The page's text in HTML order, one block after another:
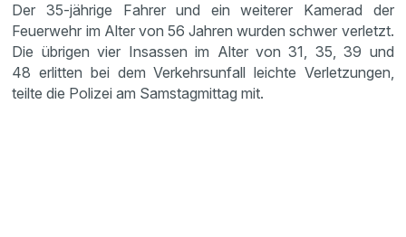
Der 35-jährige Fahrer und ein weiterer Kamerad der
Feuerwehr im Alter von 56 Jahren wurden schwer verletzt.
Die übrigen vier Insassen im Alter von 31, 35, 39 und
48 erlitten bei dem Verkehrsunfall leichte Verletzungen,
teilte die Polizei am Samstagmittag mit.